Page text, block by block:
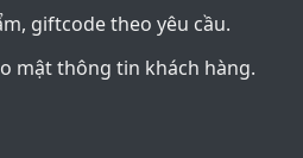
acc NSOđáng tin cậy
mua tài khoản Ninja
trong vài giây mà
giftcode theo yêu cầu.
mật thông tin khách hàng.